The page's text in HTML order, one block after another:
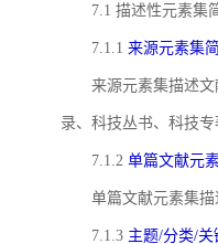
7.1 描述性元素集
7.1.1 来源元素集
来源元素集描述
录、科技丛书、科技
7.1.2 单篇文献元
单篇文献元素集
7.1.3 主题/分类/